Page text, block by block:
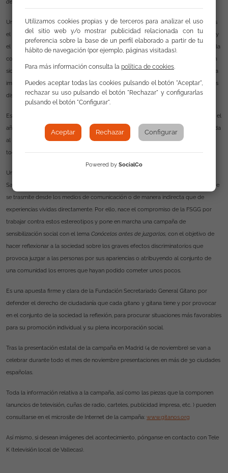
de juzgarlos?
Uno de los valores preconizados por la Fundación Secretariado General Gitano es
el de la dignidad y la justicia, promoviendo la ciudadanía de la comunidad gitana y
el ejercicio pleno de sus derechos en
la sociedad. La
defensa de la ciudadanía de la
comunidad gitana en nuestro Estado pasa por la mejora de su imagen social. Han
sido muchos y variados los intentos por mejorarla; pero todavía es persistente una
imagen social negativa hacia los gitanos y gitanas, que desemboca en actuaciones
discriminatorias.
Esta Entidad ha tenido siembre muy presente este problema y, sobre todo desde el
año
trabajado en la línea de crear una estrategia de comunicación, dirigida
al conjunto de la sociedad, que permita atajar los prejuicios y estereotipos que
todavía existen hacia la comunidad gitana.
Un estudio reciente encargado por la Fundación y realizado por
Salvetti
& Llombart revela que estos estereotipos provienen más de la imagen que
se trasmite desde los medios de comunicación o de manera indirecta que de
experiencias vividas directamente. Por ello, nace el compromiso de la FSGG por
trabajar contra estos estereotipos y pone en marcha una campaña de
sensibilización social con el lema Conócelos antes de juzgarlos, con el objetivo de
hacer reflexionar a la sociedad sobre los graves efectos discriminatorios que
provoca juzgar a las personas por sus apariencias o atribuyendo al conjunto de
una comunidad los errores que hayan podido cometer unos pocos.
Es una apuesta firme y clara de la Fundación Secretariado General Gitano por
defender el derecho de ciudadanía que cada gitano y gitana tiene y por provocar
en el conjunto de la sociedad la reflexión, para procurar situaciones más favorables
para su promoción individual y su plena incorporación social.
Tras la presentación estatal de la campaña en Madrid (4 de noviembre) se van a
celebrar durante todo el mes de noviembre presentaciones en más de 30 ciudades
españolas.
Toda la información relativa a la campaña, así como las piezas que la componen
(anuncios de televisión, cuñas de radio, carteles, publicidad impresa, etc. ) pueden
consultarse en el microsite de Internet de la campaña: www.gitanos.org
Así mismo, si desean imágenes del acontecimiento, pónganse en contacto con Tele
K (televisión local de Vallecas).
Utilizamos cookies propias y de terceros para analizar el uso
del sitio web y/o mostrar publicidad relacionada con tu
preferencia sobre la base de un perfil elaborado a partir de tu
hábito de navegación (por ejemplo, páginas visitadas).
Para más información consulta la política de cookies
Puedes aceptar todas las cookies pulsando el botón "Aceptar",
rechazar su uso pulsando el botón "Rechazar" y configurarlas
pulsando el botón "Configurar".
Aceptar Rechazar Configurar
Powered by SocialCo